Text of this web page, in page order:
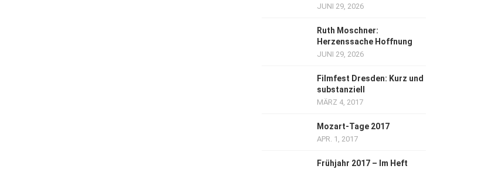
JUNI 29, 2026
Ruth Moschner:
Herzenssache Hoffnung
JUNI 29, 2026
Filmfest Dresden: Kurz und
substanziell
MÄRZ 4, 2017
Mozart-Tage 2017
APR. 1, 2017
Frühjahr 2017 – Im Heft